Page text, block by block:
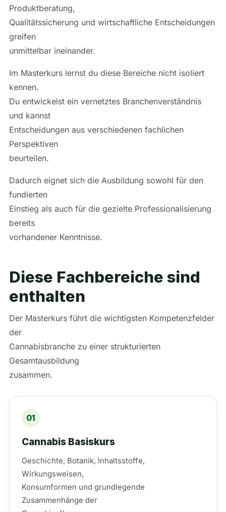
Produktberatung,
Qualitätssicherung und wirtschaftliche Entscheidungen
greifen
unmittelbar ineinander.
Im Masterkurs lernst du diese Bereiche nicht isoliert
kennen.
Du entwickelst ein vernetztes Branchenverständnis
und kannst
Entscheidungen aus verschiedenen fachlichen
Perspektiven
beurteilen.
Dadurch eignet sich die Ausbildung sowohl für den
fundierten
Einstieg als auch für die gezielte Professionalisierung
bereits
vorhandener Kenntnisse.
Diese Fachbereiche sind
enthalten
Der Masterkurs führt die wichtigsten Kompetenzfelder
der
Cannabisbranche zu einer strukturierten
Gesamtausbildung
zusammen.
01
Cannabis Basiskurs
Geschichte, Botanik, Inhaltsstoffe,
Wirkungsweisen,
Konsumformen und grundlegende
Zusammenhänge der